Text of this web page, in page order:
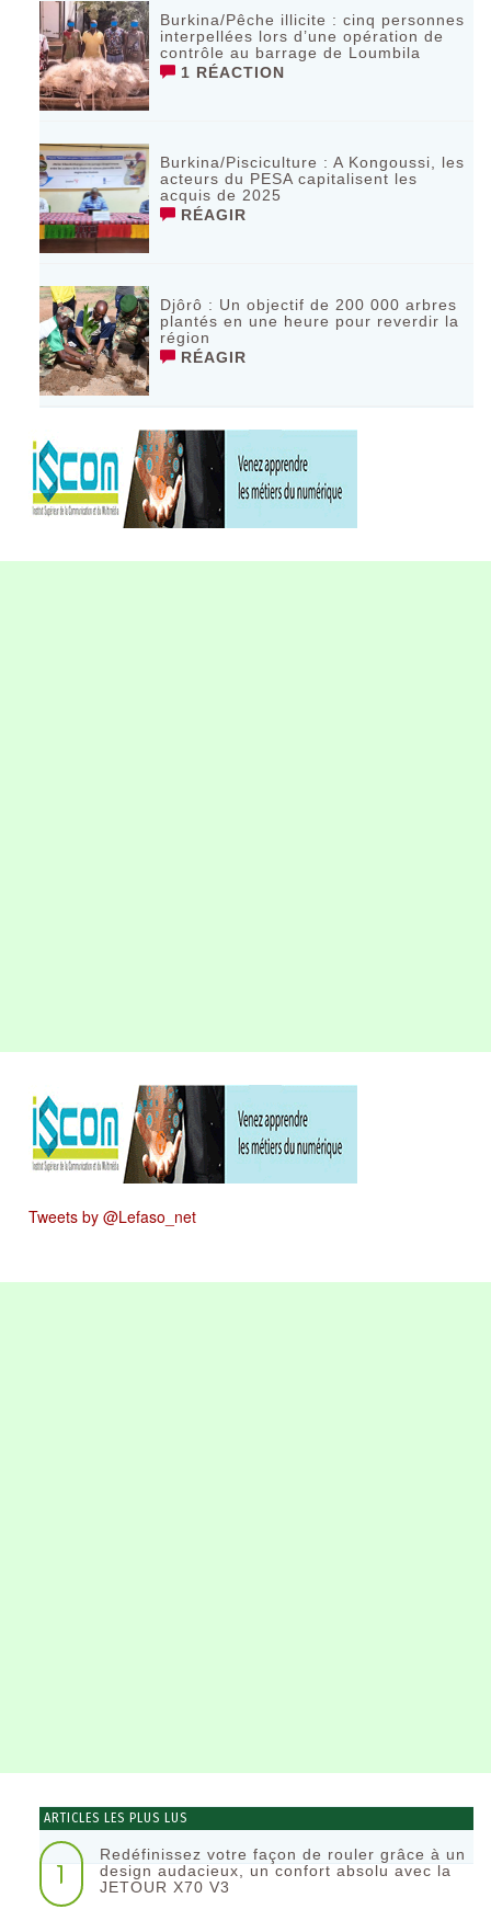
Burkina/Pêche illicite : cinq personnes
interpellées lors d’une opération de
contrôle au barrage de Loumbila
1 RÉACTION
Burkina/Pisciculture : A Kongoussi, les
acteurs du PESA capitalisent les
acquis de 2025
RÉAGIR
Djôrô : Un objectif de 200 000 arbres
plantés en une heure pour reverdir la
région
RÉAGIR
Tweets by @Lefaso_net
ARTICLES LES PLUS LUS
1
Redéfinissez votre façon de rouler grâce à un
design audacieux, un confort absolu avec la
JETOUR X70 V3